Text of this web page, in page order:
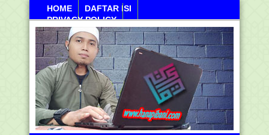
HOME
DAFTAR ISI
PRIVACY POLICY
Sabtu, 08 Agustus 2026